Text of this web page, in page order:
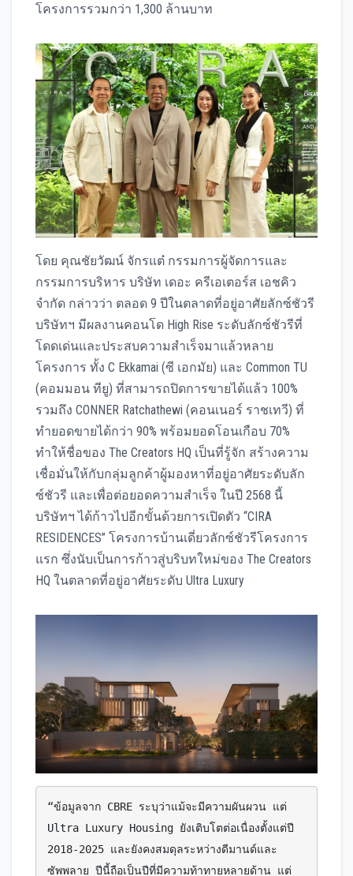
โครงการรวมกว่า 1,300 ล้านบาท
โดย คุณชัยวัฒน์ จักรแต๋ กรรมการผู้จัดการและ
กรรมการบริหาร บริษัท เดอะ ครีเอเตอร์ส เอชคิว
จำกัด กล่าวว่า ตลอด 9 ปีในตลาดที่อยู่อาศัยลักซ์ชัวรี
บริษัทฯ มีผลงานคอนโด High Rise ระดับลักซ์ชัวรีที่
โดดเด่นและประสบความสำเร็จมาแล้วหลาย
โครงการ ทั้ง C Ekkamai (ซี เอกมัย) และ Common TU
(คอมมอน ทียู) ที่สามารถปิดการขายได้แล้ว 100%
รวมถึง CONNER Ratchathewi (คอนเนอร์ ราชเทวี) ที่
ทำยอดขายได้กว่า 90% พร้อมยอดโอนเกือบ 70%
ทำให้ชื่อของ The Creators HQ เป็นที่รู้จัก สร้างความ
เชื่อมั่นให้กับกลุ่มลูกค้าผู้มองหาที่อยู่อาศัยระดับลัก
ซ์ชัวรี และเพื่อต่อยอดความสำเร็จ ในปี 2568 นี้
บริษัทฯ ได้ก้าวไปอีกขั้นด้วยการเปิดตัว “CIRA
RESIDENCES” โครงการบ้านเดี่ยวลักซ์ชัวรีโครงการ
แรก ซึ่งนับเป็นการก้าวสู่บริบทใหม่ของ The Creators
HQ ในตลาดที่อยู่อาศัยระดับ Ultra Luxury
“ข้อมูลจาก CBRE ระบุว่าแม้จะมีความผันผวน แต่
Ultra Luxury Housing ยังเติบโตต่อเนื่องตั้งแต่ปี
2018-2025 และยังคงสมดุลระหว่างดีมานด์และ
ซัพพลาย ปีนี้ถือเป็นปีที่มีความท้าทายหลายด้าน แต่